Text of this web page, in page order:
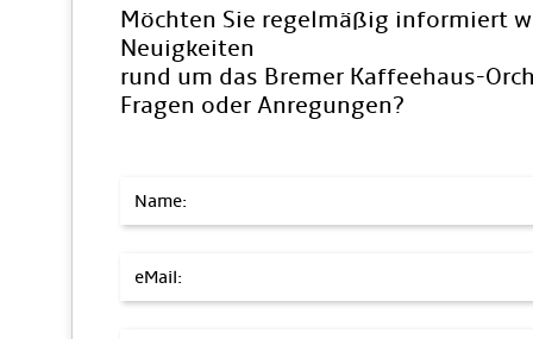
Möchten Sie regelmäßig informiert
Neuigkeiten
rund um das Bremer Kaffeehaus-
Fragen oder Anregungen?
Name:
eMail: